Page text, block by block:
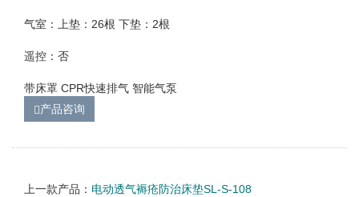
气室：上垫：26根 下垫：2根
遥控：否
带床罩 CPR快速排气 智能气泵
产品咨询
上一款产品： 电动透气褥疮防治床垫SL-S-108